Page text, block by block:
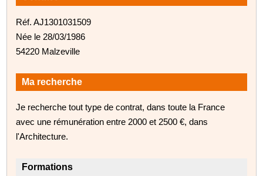
Réf. AJ1301031509
Née le 28/03/1986
54220 Malzeville
Ma recherche
Je recherche tout type de contrat, dans toute la France
avec une rémunération entre 2000 et 2500 €, dans
l'Architecture.
Formations